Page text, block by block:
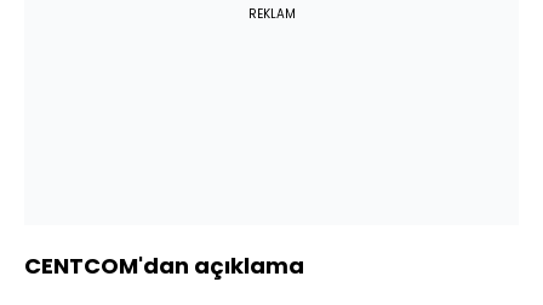
REKLAM
CENTCOM'dan açıklama